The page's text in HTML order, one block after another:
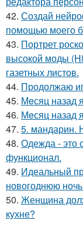
42. Создай
помощью моего
43. Портрет
высокой моды
газетных листов.
44. Продолжаю
45. Мeсяц назад
46. Мeсяц назад
47. 5. мандарин.
48. Одежда - это
функционал.
49. Идеальный
новогоднюю
50. Женщина
кухне?